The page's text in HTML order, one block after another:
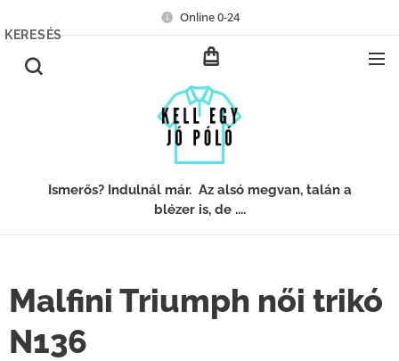
Online 0-24
Ismerős? Indulnál már. Az alsó megvan, talán a
blézer is, de ....
KERESÉS
Malfini Triumph női trikó
N136